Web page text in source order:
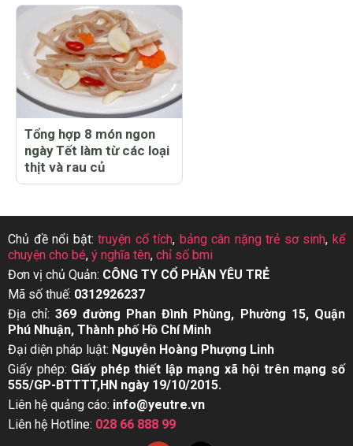
Tổng hợp 8 món ngon
ngày Tết làm từ các loại
thịt và rau củ
Chủ đề nổi bật:truyện cổ tích, bảng cân nặng trẻ sơ sinh,kể
chuyện cho bé, ý nghĩa tên, chỉ số bmi
Đơn vị chủ Quản: CÔNG TY CỔ PHẦN YÊU TRẺ
Mã số thuế: 0312926237
Địa chỉ:369 đường Phan Đình Phùng, Phường 15, Quận
Phú Nhuận, Thành phố Hồ Chí Minh
Đại diện pháp luật: Nguyễn Hoàng Phượng Linh
Giấy phép: Giấy phép thiết lập mạng xã hội trên mạng số
555/GP-BTTTT,HN ngày 19/10/2015.
Liên hệ quảng cáo: info@yeutre.vn
Liên hệ Hotline: 028 66 888 99